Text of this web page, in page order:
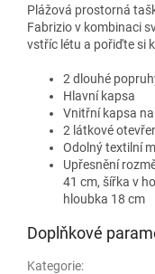
Plážová prostorná
Fabrizio v kombinaci
vstříc létu a pořiďte si
2 dlouhé
Hlavní kapsa
Vnitřní kapsa na
2 látkové
Odolný textilní
Upřesnění
41 cm, šířka v
hloubka 18 cm
Doplňkové
Kategorie: